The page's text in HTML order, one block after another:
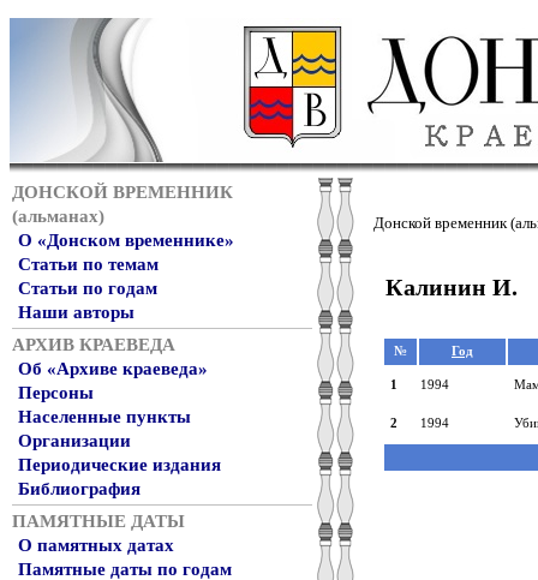
ДОНСКОЙ ВРЕМЕННИК
(альманах)
О «Донском временнике»
Статьи по темам
Статьи по годам
Наши авторы
АРХИВ КРАЕВЕДА
Об «Архиве краеведа»
Персоны
Населенные пункты
Организации
Периодические издания
Библиография
ПАМЯТНЫЕ ДАТЫ
О памятных датах
Памятные даты по годам
Донской временник
Калинин И.
№ Год
1 1994
2 1994